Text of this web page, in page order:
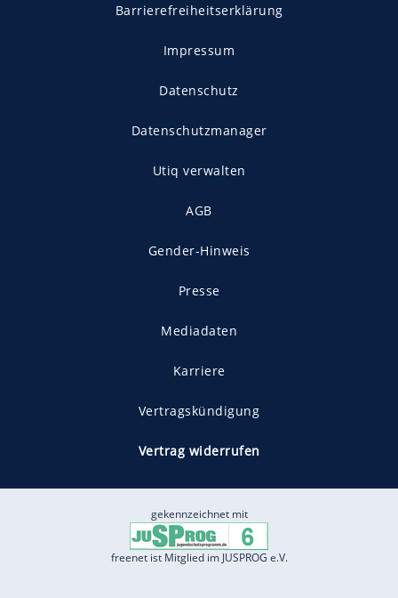
Barrierefreiheitserklärung
Impressum
Datenschutz
Datenschutzmanager
Utiq verwalten
AGB
Gender-Hinweis
Presse
Mediadaten
Karriere
Vertragskündigung
Vertrag widerrufen
gekennzeichnet mit
freenet ist Mitglied im JUSPROG e.V.